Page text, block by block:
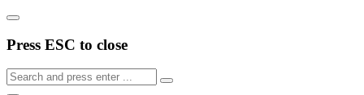
Press ESC to close